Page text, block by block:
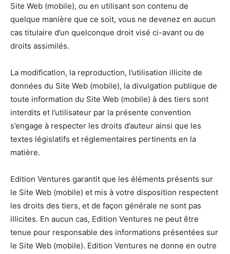
Site Web (mobile), ou en utilisant son contenu de
quelque manière que ce soit, vous ne devenez en aucun
cas titulaire d’un quelconque droit visé ci-avant ou de
droits assimilés.
La modification, la reproduction, l’utilisation illicite de
données du Site Web (mobile), la divulgation publique de
toute information du Site Web (mobile) à des tiers sont
interdits et l’utilisateur par la présente convention
s’engage à respecter les droits d’auteur ainsi que les
textes législatifs et réglementaires pertinents en la
matière.
Edition Ventures garantit que les éléments présents sur
le Site Web (mobile) et mis à votre disposition respectent
les droits des tiers, et de façon générale ne sont pas
illicites. En aucun cas, Edition Ventures ne peut être
tenue pour responsable des informations présentées sur
le Site Web (mobile). Edition Ventures ne donne en outre